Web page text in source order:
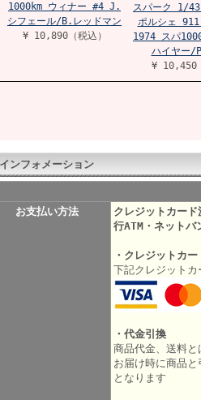
1000km ウィナー #4 J.
シフェール/B.レッドマン
¥ 10,890（税込）
スパーク 1/
ポルシェ
1974 スパ
ハイヤー/
¥ 10,450
インフォメーション
お支払い方法
クレジットカー
行ATM・ネットバ
・クレジットカ
下記クレジット
・代金引換
商品代金、送料と
お届け時に商品
となります